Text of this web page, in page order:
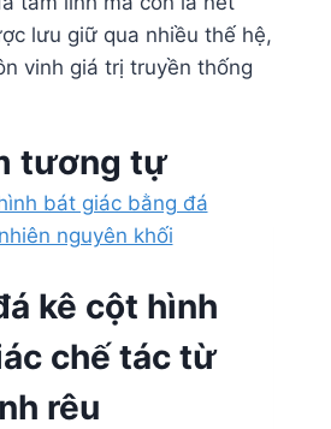
lưu giữ qua nhiều thế hệ,
vinh giá trị truyền thống
tương tự
kê cột hình
chế tác từ
rêu